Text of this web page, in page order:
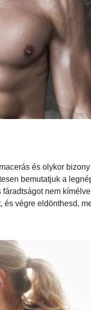
és olykor
bemutatjuk a
nem
és végre eldönthesd,